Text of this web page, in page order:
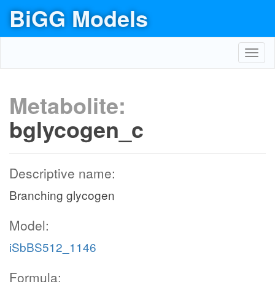
BiGG Models
Metabolite:
bglycogen_c
Descriptive name:
Branching glycogen
Model:
iSbBS512_1146
Formula: